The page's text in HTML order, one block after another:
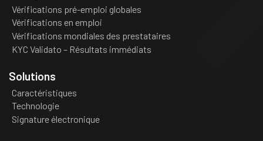
Vérifications pré-emploi globales
Vérifications en emploi
Vérifications mondiales des prestataires
KYC Validato – Résultats immédiats
Solutions
Caractéristiques
Technologie
Signature électronique